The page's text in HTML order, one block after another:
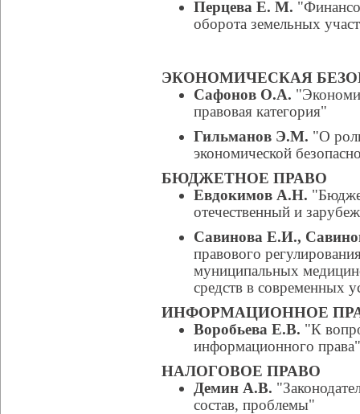
Перцева Е. М.
оборота земельных
ЭКОНОМИЧЕСКАЯ
Сафонов О.А.
правовая категория"
Гильманов Э.М. "О
экономической
БЮДЖЕТНОЕ ПРАВО
Евдокимов А.Н.
отечественный и
Савинова Е.И.,
правового
муниципальных
средств в современных
ИНФОРМАЦИОННОЕ
Воробьева Е.В. "К
информационного права"
НАЛОГОВОЕ ПРАВО
Демин А.В.
состав, проблемы"